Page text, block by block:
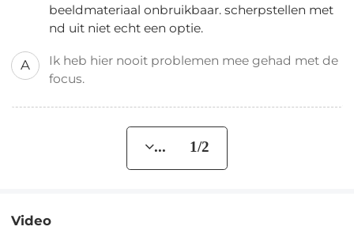
beeldmateriaal onbruikbaar. scherpstellen met
nd uit niet echt een optie.
A
Ik heb hier nooit problemen mee gehad met de
focus.
... 1/2
Video